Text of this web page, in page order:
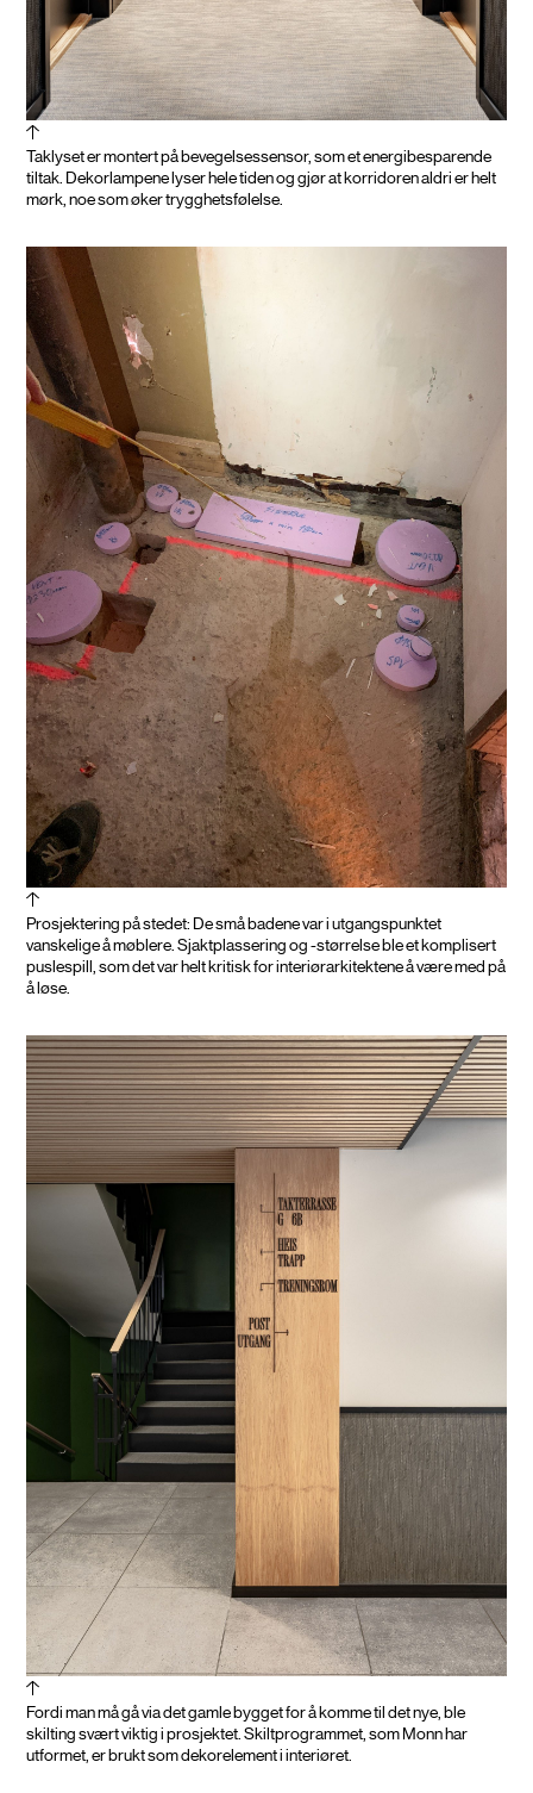
Taklyset er montert på bevegelsessensor, som et energibesparende
tiltak. Dekorlampene lyser hele tiden og gjør at korridoren aldri er helt
mørk, noe som øker trygghetsfølelse.
Prosjektering på stedet: De små badene var i utgangspunktet
vanskelige å møblere. Sjaktplassering og -størrelse ble et komplisert
puslespill, som det var helt kritisk for interiørarkitektene å være med på
å løse.
Fordi man må gå via det gamle bygget for å komme til det nye, ble
skilting svært viktig i prosjektet. Skiltprogrammet, som Monn har
utformet, er brukt som dekorelement i interiøret.